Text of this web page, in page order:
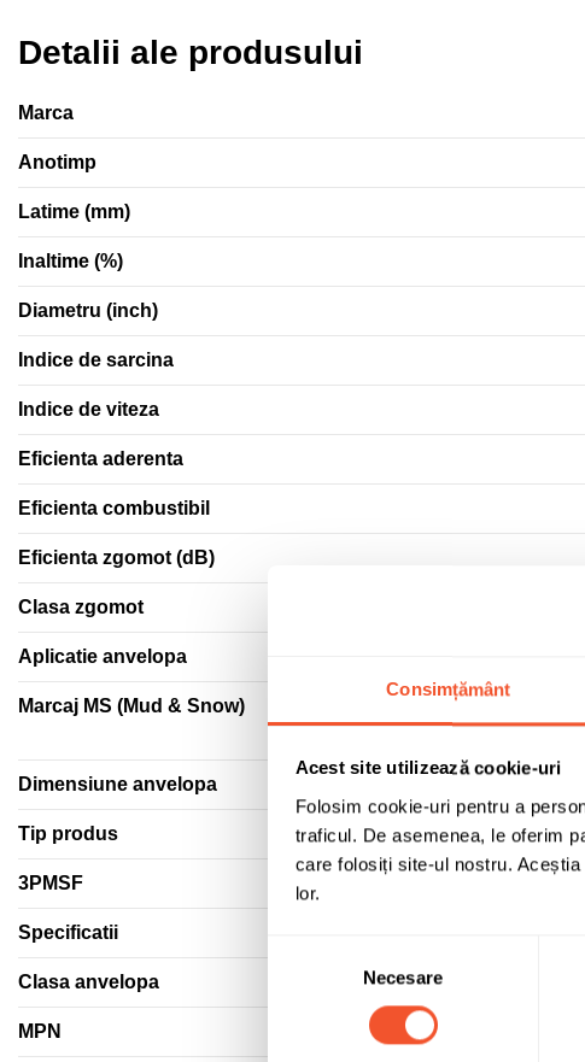
Consimțământ
Acest site utilizează cookie-uri
Folosim cookie-uri pentru a
traficul. De asemenea, le oferim
care folosiți site-ul nostru.
lor.
consimțământului
Necesare
Detalii ale produsului
Marca
Anotimp
Latime (mm)
Inaltime (%)
Diametru (inch)
Indice de sarcina
Indice de viteza
Eficienta aderenta
Eficienta combustibil
Eficienta zgomot (dB)
Clasa zgomot
Aplicatie anvelopa
Marcaj MS (Mud & Snow)
Dimensiune anvelopa
Tip produs
3PMSF
Specificatii
Clasa anvelopa
MPN